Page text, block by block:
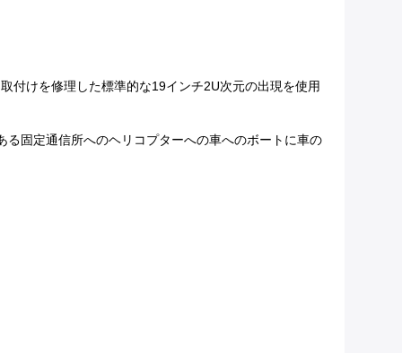
付けを修理した標準的な19インチ2U次元の出現を使用
固定通信所へのヘリコプターへの車へのボートに車の